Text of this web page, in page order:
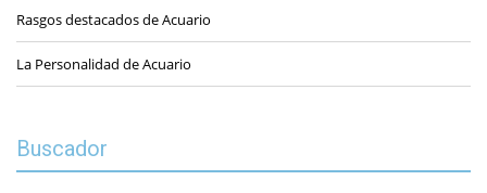
Rasgos destacados de Acuario
La Personalidad de Acuario
Buscador